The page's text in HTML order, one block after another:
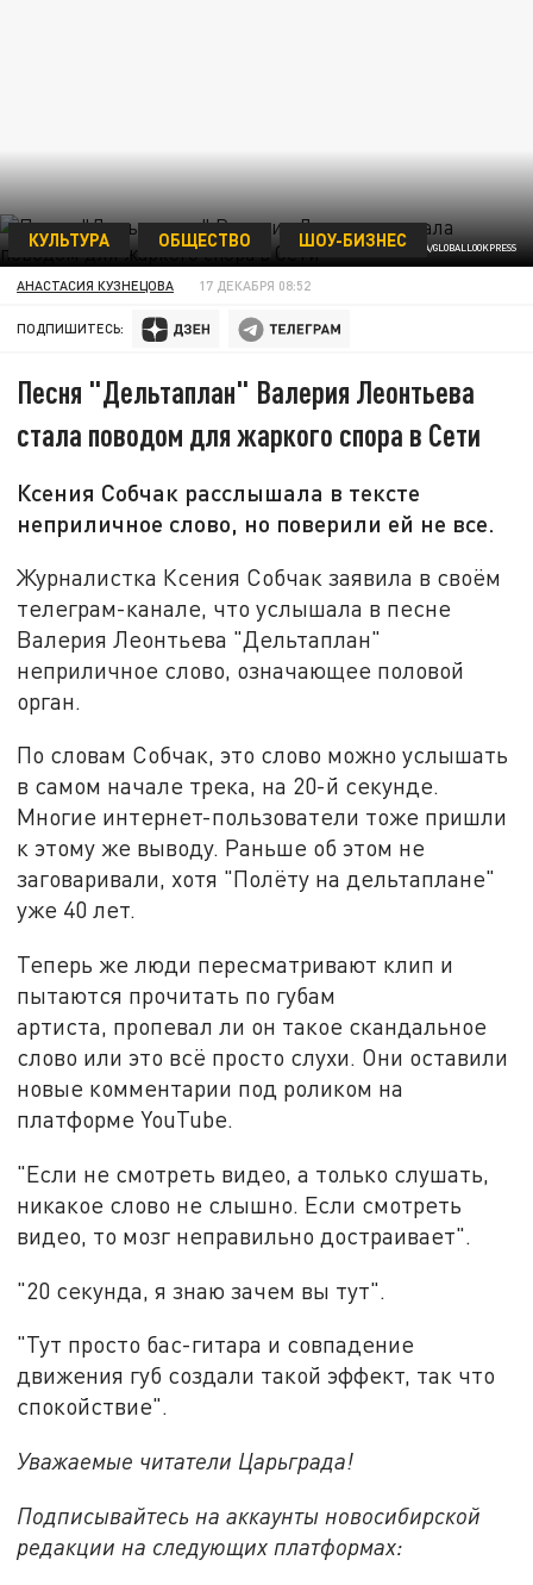
ФОТО: KOMSOMOLSKAYA PRAVDA/GLOBALLOOKPRESS
КУЛЬТУРА ОБЩЕСТВО ШОУ-БИЗНЕС
АНАСТАСИЯ КУЗНЕЦОВА 17 ДЕКАБРЯ 08:52
ПОДПИШИТЕСЬ:
Песня "Дельтаплан" Валерия Леонтьева
стала поводом для жаркого спора в Сети
Ксения Собчак расслышала в тексте
неприличное слово, но поверили ей не все.
Журналистка Ксения Собчак заявила в своём
телеграм-канале, что услышала в песне
Валерия Леонтьева "Дельтаплан"
неприличное слово, означающее половой
орган.
По словам Собчак, это слово можно услышать
в самом начале трека, на 20-й секунде.
Многие интернет-пользователи тоже пришли
к этому же выводу. Раньше об этом не
заговаривали, хотя "Полёту на дельтаплане"
уже 40 лет.
Теперь же люди пересматривают клип и
пытаются прочитать по губам
артиста, пропевал ли он такое скандальное
слово или это всё просто слухи. Они оставили
новые комментарии под роликом на
платформе YouTube.
"Если не смотреть видео, а только слушать,
никакое слово не слышно. Если смотреть
видео, то мозг неправильно достраивает".
"20 секунда, я знаю зачем вы тут".
"Тут просто бас-гитара и совпадение
движения губ создали такой эффект, так что
спокойствие".
Уважаемые читатели Царьграда!
Подписывайтесь на аккаунты новосибирской
редакции на следующих платформах: